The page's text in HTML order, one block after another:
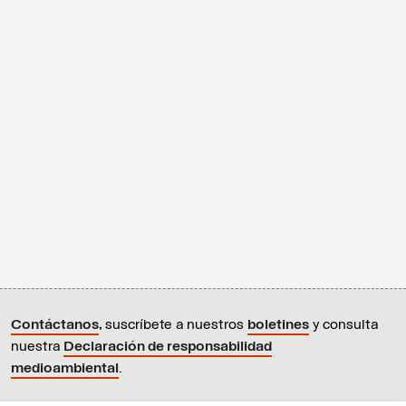
Contáctanos, suscríbete a nuestros boletines y consulta
nuestra Declaración de responsabilidad
medioambiental.